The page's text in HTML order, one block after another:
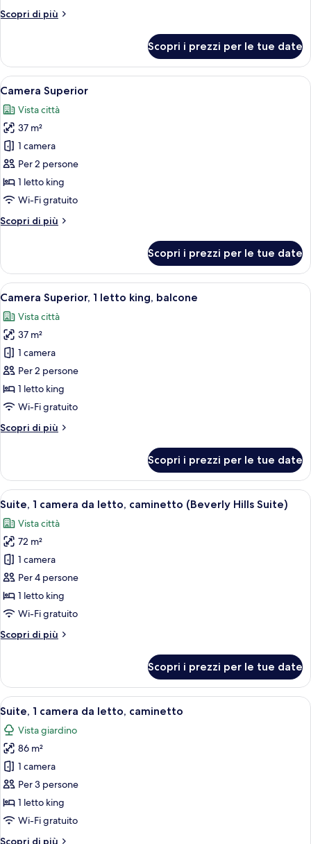
Scopri di più
Altri
Junior,
patio
Scopri i prezzi per le tue date
Apri
tutte
le
foto
per
Camera
Superior
Una camera d'albergo con un letto
5
Camera Superior
Vista città
37 m²
1 camera
Per 2 persone
1 letto king
Wi-Fi gratuito
Scopri di più
Altri
Superior
Scopri i prezzi per le tue date
Apri
tutte
le
foto
per
Camera
Superior,
1
king,
Camera d'albergo con un letto
6
Camera Superior, 1 letto king, balcone
Vista città
37 m²
1 camera
Per 2 persone
1 letto king
Wi-Fi gratuito
Scopri di più
Altri
Superior,
letto
balcone
Scopri i prezzi per le tue date
Apri
tutte
le
foto
per
Suite,
1
camera
letto,
Hills
Suite)
Un soggiorno moderno con un
6
Suite, 1 camera da letto, caminetto (Beverly Hills Suite)
Vista città
72 m²
1 camera
Per 4 persone
1 letto king
Wi-Fi gratuito
Scopri di più
Altri
1
camera
da
caminetto
(Beverly
Hills
Suite)
Scopri i prezzi per le tue date
Apri
tutte
le
foto
per
Suite,
1
camera
Un soggiorno con divano, poltrone,
7
Suite, 1 camera da letto, caminetto
Vista giardino
86 m²
1 camera
Per 3 persone
1 letto king
Wi-Fi gratuito
Scopri di più
Altri